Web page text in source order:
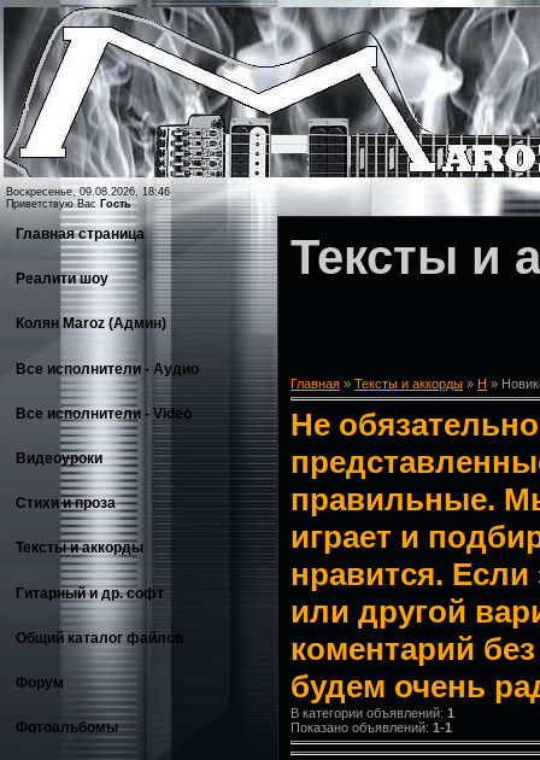
Воскресенье, 09.08.2026, 18:46
Приветствую Вас Гость
Главная страница
Реалити шоу
Колян Maroz (Админ)
Все исполнители - Аудио
Все исполнители - Video
Видеоуроки
Стихи и проза
Тексты и аккорды
Гитарный и др. софт
Общий каталог файлов
Форум
Фотоальбомы
Тексты и
Главная » Тексты и аккорды » Н »
Не
правильные.
играет и
нравится.
или другой
коментарий
будем очень
В категории объявлений: 1
Показано объявлений: 1-1